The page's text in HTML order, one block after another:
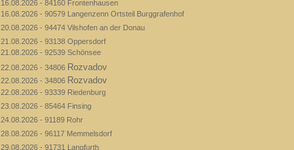
16.08.2026 - 84160 Frontenhausen
16.08.2026 - 90579 Langenzenn Ortsteil Burggrafenhof
20.08.2026 - 94474 Vilshofen an der Donau
21.08.2026 - 93138 Oppersdorf
21.08.2026 - 92539 Schönsee
22.08.2026 - 34806 Rozvadov
22.08.2026 - 34806 Rozvadov
22.08.2026 - 93339 Riedenburg
23.08.2026 - 85464 Finsing
24.08.2026 - 91189 Rohr
28.08.2026 - 96117 Memmelsdorf
29.08.2026 - 91731 Langfurth